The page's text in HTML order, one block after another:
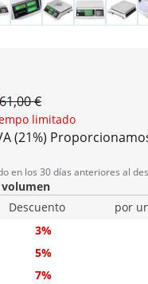
61,00 €
limitado
(21%)
en los 30 días anteriores al
Descuento
por
3%
5%
7%